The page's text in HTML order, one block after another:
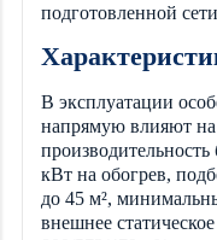
подготовленной
В эксплуатации
напрямую влияют
кВт на обогрев,
до 45 м²,
внешнее